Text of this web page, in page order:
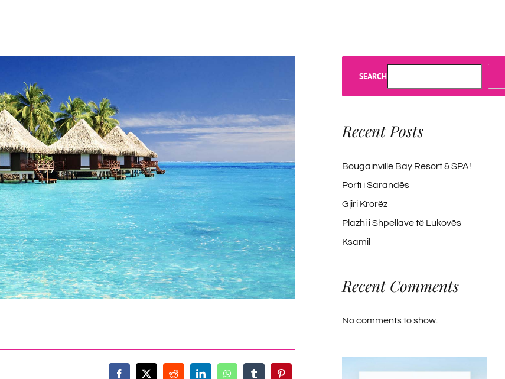
SEARCH
Recent Posts
Bougainville Bay Resort & SPA!
Porti i Sarandës
Gjiri Krorëz
Plazhi i Shpellave të Lukovës
Ksamil
Recent Comments
No comments to show.